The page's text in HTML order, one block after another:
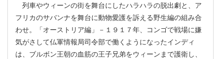
列車やウィーンの街を舞台にしたハラハラの脱出劇と、ア
フリカのサバンナを舞台に動物愛護を訴える野生編の組み合
わせ。「オーストリア編」－１９１７年、コンゴで戦場に嫌
気がさして仏軍情報局司令部で働くようになったインディ
は、ブルボン王朝の血筋の王子兄弟をウィーンまで護衛し、